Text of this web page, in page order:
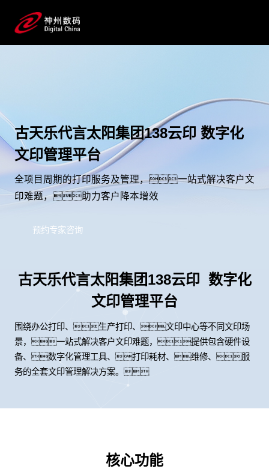
古天乐代言太阳集团138云印 数字化
文印管理平台
全项目周期的打印服务及管理，一站式解决客户文
印难题，助力客户降本增效
预约专家咨询
古天乐代言太阳集团138云印 数字化
文印管理平台
围绕办公打印、生产打印、文印中心等不同文印场
景，一站式解决客户文印难题，提供包含硬件设
备、数字化管理工具、打印耗材、维修、服
务的全套文印管理解决方案。
核心功能